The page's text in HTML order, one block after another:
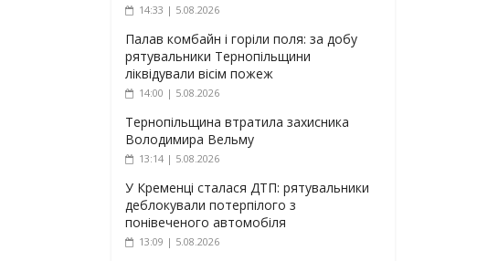
14:33 | 5.08.2026
Палав комбайн і горіли поля: за добу
рятувальники Тернопільщини
ліквідували вісім пожеж
14:00 | 5.08.2026
Тернопільщина втратила захисника
Володимира Вельму
13:14 | 5.08.2026
У Кременці сталася ДТП: рятувальники
деблокували потерпілого з
понівеченого автомобіля
13:09 | 5.08.2026